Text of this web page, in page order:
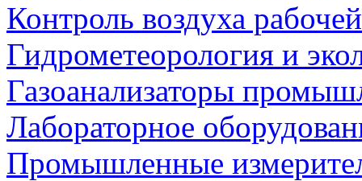
Контроль воздуха
Гидрометеорология и
Газоанализаторы
Лабораторное
Промышленные